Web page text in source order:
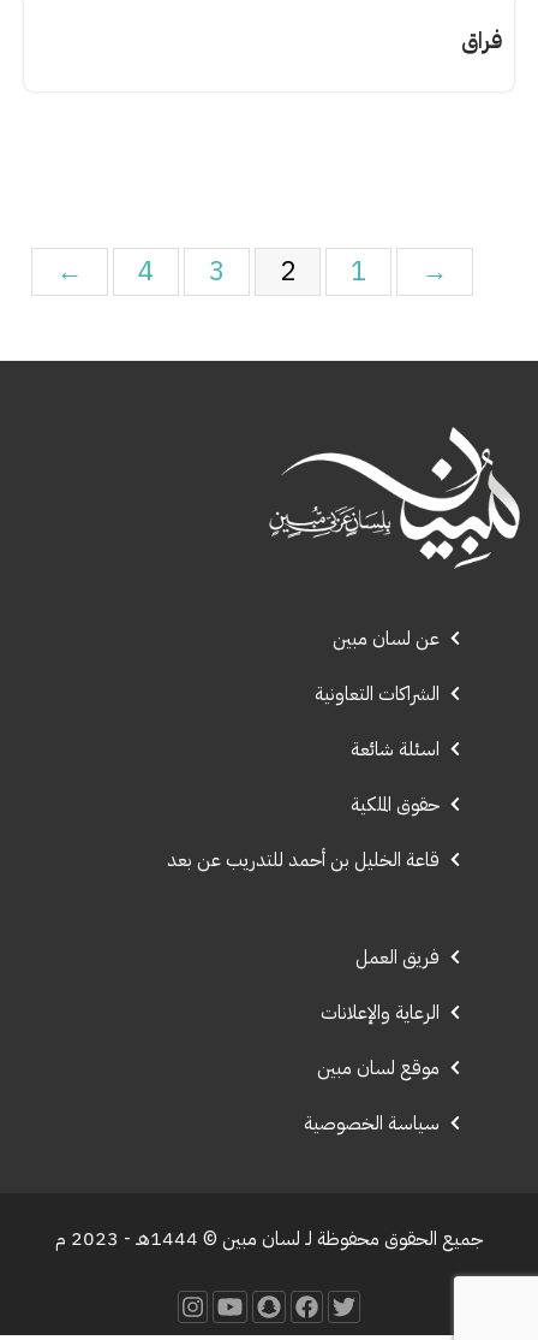
فراق
→
1
2
3
4
←
عن لسان مبين
الشراكات التعاونية
اسئلة شائعة
حقوق الملكية
قاعة الخليل بن أحمد للتدريب عن بعد
فريق العمل
الرعاية والإعلانات
موقع لسان مبين
سياسة الخصوصية
جميع الحقوق محفوظة لـ لسان مبين © 1444هـ - 2023 م